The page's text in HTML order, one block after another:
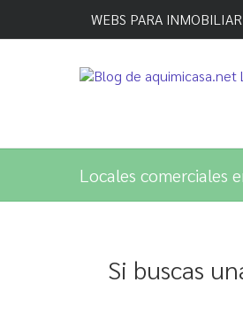
contenido
WEBS PARA
Locales comerciales
Si buscas